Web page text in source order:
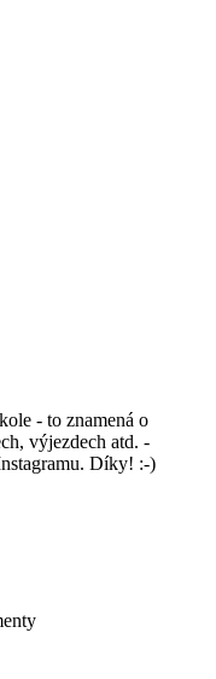
- to znamená o
výjezdech atd. -
Díky! :-)